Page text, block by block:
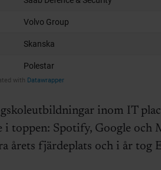
inom IT
i toppen: Spotify, Google och
årets fjärdeplats och i år tog